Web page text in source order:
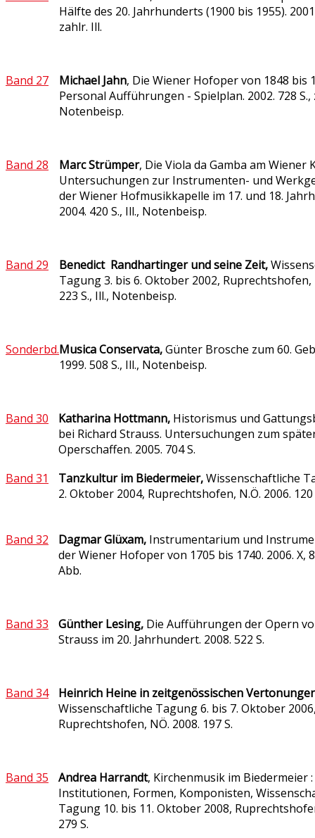
Hälfte des 20. Jahrhunderts (1900 bis 1955).
zahlr. Ill.
Band 27 Michael Jahn, Die Wiener Hofoper von 1848 bis
Personal Aufführungen - Spielplan. 2002. 728 S.,
Notenbeisp.
Band 28 Marc Strümper, Die Viola da Gamba am Wiener
Untersuchungen zur Instrumenten- und
der Wiener Hofmusikkapelle im 17. und 18.
2004. 420 S., Ill., Notenbeisp.
Band 29 Benedict Randhartinger und seine Zeit,
Tagung 3. bis 6. Oktober 2002, Ruprechtshofen,
223 S., Ill., Notenbeisp.
Sonderbd.Musica Conservata,Günter Brosche zum 60.
1999. 508 S., Ill., Notenbeisp.
Band 30 Katharina Hottmann, Historismus und
bei Richard Strauss. Untersuchungen zum
Operschaffen. 2005. 704 S.
Band 31
Tanzkultur im Biedermeier,Wissenschaftliche
2. Oktober 2004, Ruprechtshofen, N.Ö. 2006. 120
Band 32 Dagmar Glüxam, Instrumentarium und
der Wiener Hofoper von 1705 bis 1740. 2006. X,
Abb.
Band 33 Günther Lesing, Die Aufführungen der Opern
Strauss im 20. Jahrhundert. 2008. 522 S.
Band 34
Heinrich Heine in zeitgenössischen
Wissenschaftliche Tagung 6. bis 7. Oktober
Ruprechtshofen, NÖ. 2008. 197 S.
Band 35 Andrea Harrandt, Kirchenmusik im Biedermeier :
Institutionen, Formen, Komponisten,
Tagung 10. bis 11. Oktober 2008,
279 S.